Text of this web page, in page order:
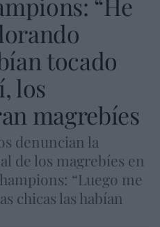
tocado
los
magrebíes
denuncian la
de los magrebíes en
“Luego me
chicas las habían